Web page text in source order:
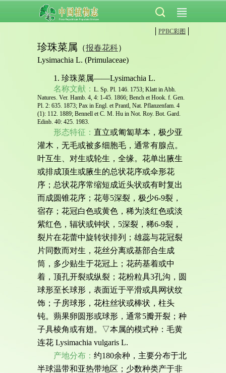
PPBC彩图
珍珠菜属 （报春花科）
Lysimachia L. (Primulaceae)
1. 珍珠菜属——Lysimachia L.
名称文献： L. Sp. Pl. 146. 1753; Klatt in Abh.
Natures. Ver. Hamb. 4, 4: 1-45. 1866; Bench et Hook. f. Gen.
Pl. 2: 635. 1873; Pax in Engl. et Prantl, Nat. Pflanzenfam. 4
(1): 112. 1889; Bennell et C. M. Hu in Not. Roy. Bot. Gard.
Edinb. 40: 425. 1983.
形态特征： 直立或匍匐草本，极少亚
灌木，无毛或被多细胞毛，通常有腺点。
叶互生、对生或轮生，全缘。花单出腋生
或排成顶生或腋生的总状花序或伞形花
序；总状花序常缩短成近头状或有时复出
而成圆锥花序；花萼5深裂，极少6-9裂，
宿存；花冠白色或黄色，稀为淡红色或淡
紫红色，辐状或钟状，5深裂，稀6-9裂，
裂片在花蕾中旋转状排列；雄蕊与花冠裂
片同数而对生，花丝分离或基部合生成
筒，多少贴生于花冠上；花药基着或中
着，顶孔开裂或纵裂；花粉粒具3孔沟，圆
球形至长球形，表面近于平滑或具网状纹
饰；子房球形，花柱丝状或棒状，柱头
钝。蒴果卵圆形或球形，通常5瓣开裂；种
子具棱角或有翅。▽本属的模式种：毛黄
连花 Lysimachia vulgaris L.
产地分布： 约180余种，主要分布于北
半球温带和亚热带地区；少数种类产于非